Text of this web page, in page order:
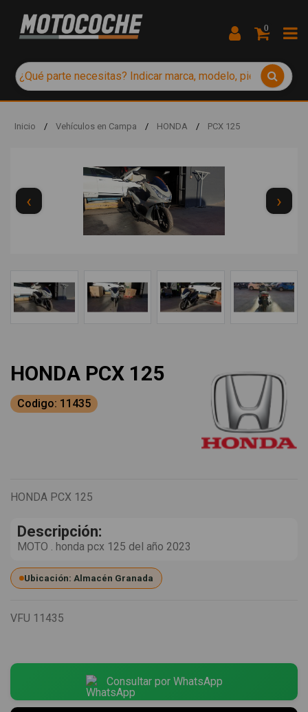
0
Inicio / Vehículos en Campa / HONDA / PCX 125
‹ ›
HONDA PCX 125
Codigo: 11435
HONDA PCX 125
Descripción:
MOTO . honda pcx 125 del año 2023
Ubicación: Almacén Granada
VFU 11435
Consultar por WhatsApp